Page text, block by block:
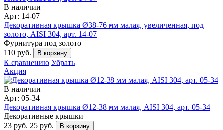
В наличии
Арт: 14-07
Декоративная крышка Ø38-76 мм малая, увеличенная, под
золото, AISI 304, арт. 14-07
Фурнитура под золото
110 руб.
В корзину
К сравнению Убрать
Акция
В наличии
Арт: 05-34
Декоративная крышка Ø12-38 мм малая, AISI 304, арт. 05-34
Декоративные крышки
23 руб. 25 руб. В корзину